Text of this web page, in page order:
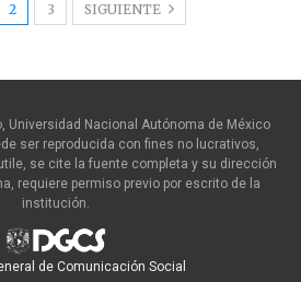
2 3 SIGUIENTE
Universidad Nacional Autónoma de México
ser reproducida con fines no lucrativos,
se cite la fuente completa y su dirección
requiere permiso previo por escrito de la
institución.
de Comunicación Social